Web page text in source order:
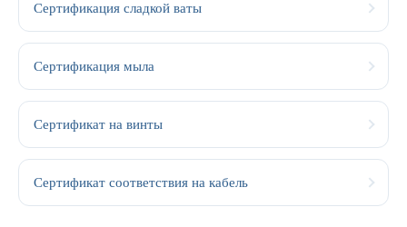
Сертификация сладкой ваты
Сертификация мыла
Сертификат на винты
Сертификат соответствия на кабель